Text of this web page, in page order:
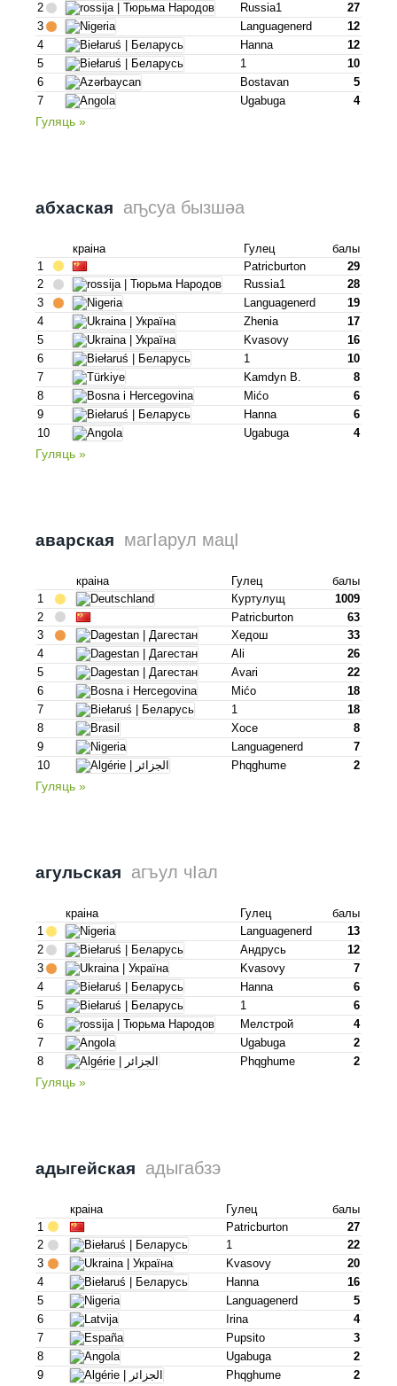
2
Russia1
27
3
Languagenerd
12
4
Hanna
12
5
1
10
6
Bostavan
5
7
Ugabuga 4
Гуляць »
абхаская аҧсуа бызшәа
краіна Гулец
балы
1
Patricburton
29
2
Russia1
28
3
Languagenerd
19
4
Zhenia
17
5
Kvasovy
16
6
1
10
7
Kamdyn B.
8
8
Mićo
6
9
Hanna
6
10
Ugabuga 4
Гуляць »
аварская магІарул мацІ
краіна Гулец
балы
1
Куртулущ
1009
2
Patricburton
63
3
Хедош
33
4
Ali
26
5
Avari
22
6
Mićo
18
7
1
18
8
Хосе
8
9
Languagenerd
7
10
Phqghume 2
Гуляць »
агульская агъул чIал
краіна Гулец
балы
1
Languagenerd
13
2
Андрусь
12
3
Kvasovy
7
4
Hanna
6
5
1
6
6
Мелстрой
4
7
Ugabuga
2
8
Phqghume 2
Гуляць »
адыгейская адыгабзэ
краіна Гулец
балы
1
Patricburton
27
2
1
22
3
Kvasovy
20
4
Hanna
16
5
Languagenerd
5
6
Irina
4
7
Pupsito
3
8
Ugabuga
2
9
Phqghume 2